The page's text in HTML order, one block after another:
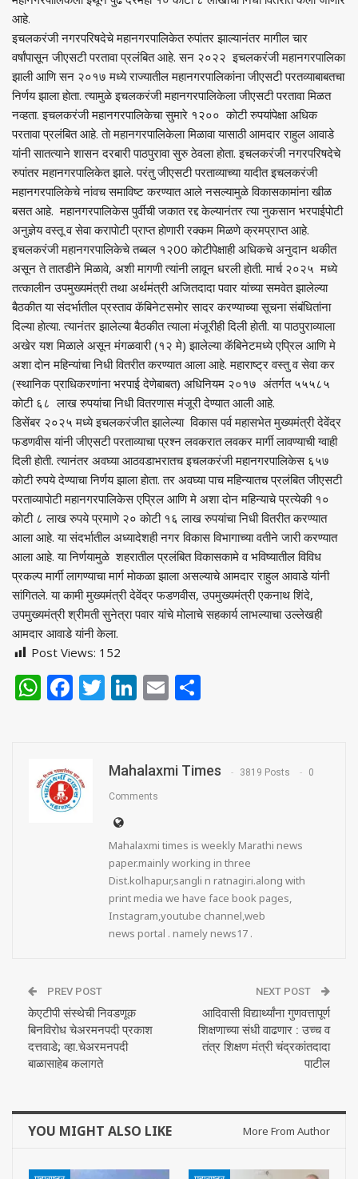
आहे.
इचलकरंजी नगरपरिषदेचे महानगरपालिकेत रुपांतर झाल्यानंतर मागील चार
वर्षांपासून जीएसटी परतावा प्रलंबित आहे. सन २०२२ इचलकरंजी महानगरपालिका
झाली आणि सन २०१७ मध्ये राज्यातील महानगरपालिकांना जीएसटी परतव्याबाबतचा
निर्णय झाला हाेता. त्यामुळे इचलकरंजी महानगरपालिकेला जीएसटी परतावा मिळत
नव्हता. इचलकरंजी महानगरपालिकेचा सुमारे १२०० काेटी रुपयांपेक्षा अधिक
परतावा प्रलंबित आहे. ताे महानगरपालिकेला मिळावा यासाठी आमदार राहुल आवाडे
यांनी सातत्याने शासन दरबारी पाठपुरावा सुरु ठेवला हाेता. इचलकरंजी नगरपरिषदेचे
रुपांतर महानगरपालिकेत झाले. परंतु जीएसटी परताव्याच्या यादीत इचलकरंजी
महानगरपालिकेचे नांवच समाविष्ट करण्यात आले नसल्यामुळे विकासकामांना खीळ
बसत आहे. महानगरपालिकेस पुर्वीची जकात रद्द केल्यानंतर त्या नुकसान भरपाईपाेटी
अनुज्ञेय वस्तू व सेवा करापाेटी प्राप्त हाेणारी रक्कम मिळणे क्रमप्राप्त आहे.
इचलकरंजी महानगरपालिकेचे तब्बल १२00 काेटीपेक्षाही अधिकचे अनुदान थकीत
असून ते तातडीने मिळावे, अशी मागणी त्यांनी लावून धरली हाेती. मार्च २०२५ मध्ये
तत्कालीन उपमुख्यमंत्री तथा अर्थमंत्री अजितदादा पवार यांच्या समवेत झालेल्या
बैठकीत या संदर्भातील प्रस्ताव कॅबिनेटसमाेर सादर करण्याच्या सूचना संबंधितांना
दिल्या हाेत्या. त्यानंतर झालेल्या बैठकीत त्याला मंजूरीही दिली हाेती. या पाठपुराव्याला
अखेर यश मिळाले असून मंगळवारी (१२ मे) झालेल्या कॅबिनेटमध्ये एप्रिल आणि मे
अशा दाेन महिन्यांचा निधी वितरीत करण्यात आला आहे. महाराष्ट्र वस्तु व सेवा कर
(स्थानिक प्राधिकरणांना भरपाई देणेबाबत) अधिनियम २०१७ अंतर्गत ५५५८५
काेटी ६८ लाख रुपयांचा निधी वितरणास मंजूरी देण्यात आली आहे.
डिसेंबर २०२५ मध्ये इचलकरंजीत झालेल्या विकास पर्व महासभेत मुख्यमंत्री देवेंद्र
फडणवीस यांनी जीएसटी परताव्याचा प्रश्न लवकरात लवकर मार्गी लावण्याची ग्वाही
दिली हाेती. त्यानंतर अवघ्या आठवडाभरातच इचलकरंजी महानगरपालिकेस ६५७
काेटी रुपये देण्याचा निर्णय झाला हाेता. तर अवघ्या पाच महिन्यातच प्रलंबित जीएसटी
परताव्यापाेटी महानगरपालिकेस एप्रिल आणि मे अशा दाेन महिन्याचे प्रत्येकी १०
काेटी ८ लाख रुपये प्रमाणे २० काेटी १६ लाख रुपयांचा निधी वितरीत करण्यात
आला आहे. या संदर्भातील अध्यादेशही नगर विकास विभागाच्या वतीने जारी करण्यात
आला आहे. या निर्णयामुळे शहरातील प्रलंबित विकासकामे व भविष्यातील विविध
प्रकल्प मार्गी लागण्याचा मार्ग माेकळा झाला असल्याचे आमदार राहुल आवाडे यांनी
सांगितले. या कामी मुख्यमंत्री देवेंद्र फडणवीस, उपमुख्यमंत्री एकनाथ शिंदे,
उपमुख्यमंत्री श्रीमती सुनेत्रा पवार यांचे माेलाचे सहकार्य लाभल्याचा उल्लेखही
आमदार आवाडे यांनी केला.
Post Views: 152
WhatsApp
Facebook
Twitter
LinkedIn
Email
Mahalaxmi Times 3819 Posts 0
Comments
Mahalaxmi times is weekly Marathi news
paper.mainly working in three
Dist.kolhapur,sangli n ratnagiri.along with
print media we have face book pages,
Instagram,youtube channel,web
news portal . namely news17 .
PREV POST
केएटीपी संस्थेची निवडणूक
बिनविरोध चेअरमनपदी प्रकाश
दत्तवाडे; व्हा.चेअरमनपदी
बाळासाहेब कलागते
NEXT POST
आदिवासी विद्यार्थ्यांना गुणवत्तापूर्ण
शिक्षणाच्या संधी वाढणार : उच्च व
तंत्र शिक्षण मंत्री चंद्रकांतदादा
पाटील
YOU MIGHT ALSO LIKE More From Author